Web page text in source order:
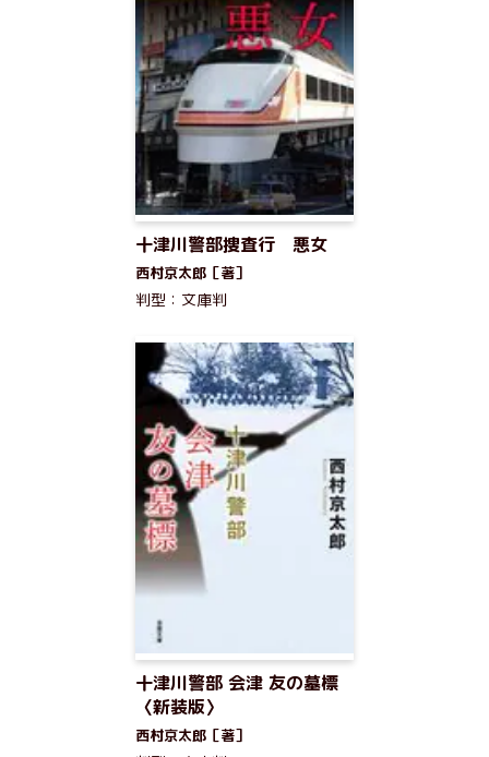
十津川警部捜査行 悪女
西村京太郎［著］
判型：文庫判
十津川警部 会津 友の墓標
〈新装版〉
西村京太郎［著］